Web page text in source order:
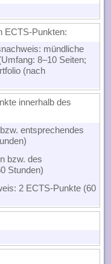
ECTS-Punkten:
mündliche
8–10 Seiten;
(nach
innerhalb des
entsprechendes
bzw. des
Stunden)
2 ECTS-Punkte (60